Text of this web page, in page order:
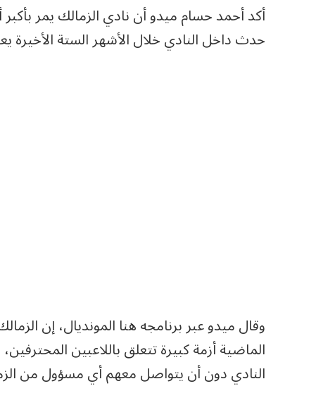
أكد أحمد حسام ميدو أن نادي الزمالك يمر بأكبر
حدث داخل النادي خلال الأشهر الستة الأخيرة
وقال ميدو عبر برنامجه هنا المونديال، إن
النادي دون أن يتواصل معهم أي مسؤول من